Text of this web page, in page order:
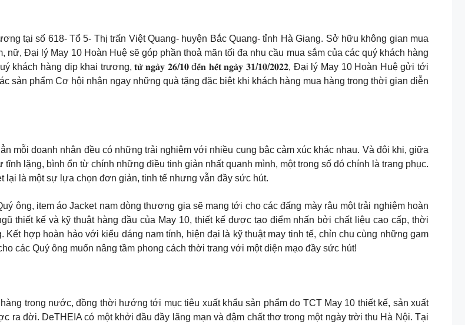
tại số 618- Tổ 5- Thị trấn Việt Quang- huyện Bắc Quang- tỉnh Hà Giang. Sở hữu không gian mua
Đại lý May 10 Hoàn Huệ sẽ góp phần thoả mãn tối đa nhu cầu mua sắm của các quý khách hàng
hàng dịp khai trương, 𝐭𝐮̛̀ 𝐧𝐠𝐚̀𝐲 𝟐𝟔/𝟏𝟎 đ𝐞̂́𝐧 𝐡𝐞̂́𝐭 𝐧𝐠𝐚̀𝐲 𝟑𝟏/𝟏𝟎/𝟐𝟎𝟐𝟐, Đại lý May 10 Hoàn Huệ gửi tới
sản phẩm Cơ hội nhận ngay những quà tặng đặc biệt khi khách hàng mua hàng trong thời gian diễn
mỗi doanh nhân đều có những trải nghiệm với nhiều cung bậc cảm xúc khác nhau. Và đôi khi, giữa
lặng, bình ổn từ chính những điều tinh giản nhất quanh mình, một trong số đó chính là trang phục.
là một sự lựa chọn đơn giản, tinh tế nhưng vẫn đầy sức hút.
ông, item áo Jacket nam dòng thương gia sẽ mang tới cho các đấng mày râu một trải nghiệm hoàn
thiết kế và kỹ thuật hàng đầu của May 10, thiết kế được tạo điểm nhấn bởi chất liệu cao cấp, thời
hợp hoàn hảo với kiểu dáng nam tính, hiện đại là kỹ thuật may tinh tế, chỉn chu cùng những gam
các Quý ông muốn nâng tầm phong cách thời trang với một diện mạo đầy sức hút!
trong nước, đồng thời hướng tới mục tiêu xuất khẩu sản phẩm do TCT May 10 thiết kế, sản xuất
đời. DeTHEIA có một khởi đầu đầy lãng mạn và đậm chất thơ trong một ngày trời thu Hà Nội. Tại